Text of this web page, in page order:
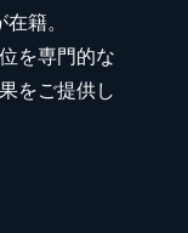
籍。
を専門的な
をご提供し